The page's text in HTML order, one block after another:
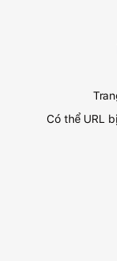
Có thể URL